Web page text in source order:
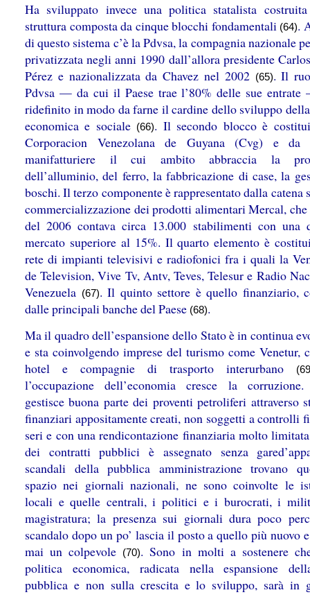
Ha sviluppato invece una politica statalista
struttura composta da cinque blocchi fondamentali (64).
di questo sistema c’è la Pdvsa, la compagnia nazionale
privatizzata negli anni 1990 dall’allora presidente
Pérez e nazionalizzata da Chavez nel 2002 (65). Il
Pdvsa — da cui il Paese trae l’80% delle sue
ridefinito in modo da farne il cardine dello sviluppo
economica e sociale (66). Il secondo blocco è
Corporacion Venezolana de Guyana (Cvg) e da
manifatturiere il cui ambito abbraccia la
dell’alluminio, del ferro, la fabbricazione di case, la
boschi. Il terzo componente è rappresentato dalla catena
commercializzazione dei prodotti alimentari Mercal,
del 2006 contava circa 13.000 stabilimenti con una
mercato superiore al 15%. Il quarto elemento è
rete di impianti televisivi e radiofonici fra i quali la
de Television, Vive Tv, Antv, Teves, Telesur e Radio
Venezuela (67). Il quinto settore è quello finanziario,
dalle principali banche del Paese (68).
Ma il quadro dell’espansione dello Stato è in continua
e sta coinvolgendo imprese del turismo come Venetur,
hotel e compagnie di trasporto interurbano
l’occupazione dell’economia cresce la corruzione.
gestisce buona parte dei proventi petroliferi attraverso
finanziari appositamente creati, non soggetti a controlli
seri e con una rendicontazione finanziaria molto
dei contratti pubblici è assegnato senza
scandali della pubblica amministrazione trovano
spazio nei giornali nazionali, ne sono coinvolte le
locali e quelle centrali, i politici e i burocrati, i
magistratura; la presenza sui giornali dura poco
scandalo dopo un po’ lascia il posto a quello più nuovo
mai un colpevole (70). Sono in molti a sostenere
politica economica, radicata nella espansione
pubblica e non sulla crescita e lo sviluppo, sarà in